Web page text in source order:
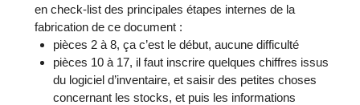
en check-list des principales étapes internes de la
fabrication de ce document :
pièces 2 à 8, ça c’est le début, aucune difficulté
pièces 10 à 17, il faut inscrire quelques chiffres issus
du logiciel d’inventaire, et saisir des petites choses
concernant les stocks, et puis les informations